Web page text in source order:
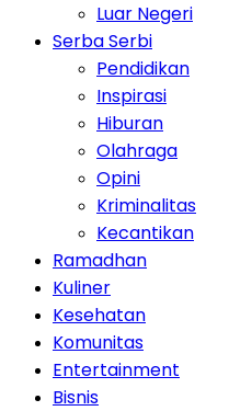
Luar Negeri
Serba Serbi
Pendidikan
Inspirasi
Hiburan
Olahraga
Opini
Kriminalitas
Kecantikan
Ramadhan
Kuliner
Kesehatan
Komunitas
Entertainment
Bisnis